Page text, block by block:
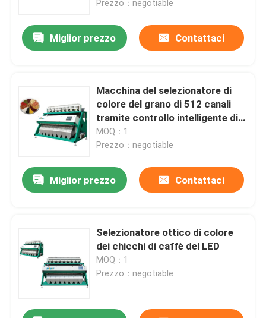
Prezzo：negotiable
Miglior prezzo Contattaci
Macchina del selezionatore di
colore del grano di 512 canali
tramite controllo intelligente di
AI
MOQ：1
Prezzo：negotiable
Miglior prezzo Contattaci
Selezionatore ottico di colore
dei chicchi di caffè del LED
MOQ：1
Prezzo：negotiable